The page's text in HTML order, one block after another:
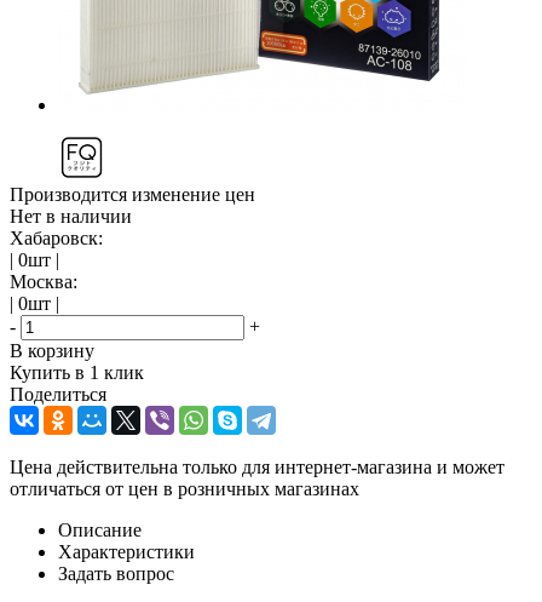
Производится изменение цен
Нет в наличии
Хабаровск:
| 0шт |
Москва:
| 0шт |
-
+
В корзину
Купить в 1 клик
Поделиться
Цена действительна только для интернет-магазина и может
отличаться от цен в розничных магазинах
Описание
Характеристики
Задать вопрос